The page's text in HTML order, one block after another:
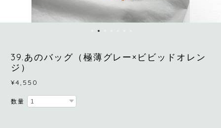
39.あのバッグ（極薄グレー×ビビッドオレン
ジ）
¥4,550
数量